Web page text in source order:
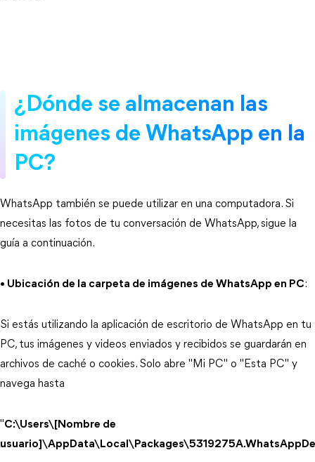
¿Dónde se almacenan las
imágenes de WhatsApp en la
PC?
WhatsApp también se puede utilizar en una computadora. Si
necesitas las fotos de tu conversación de WhatsApp, sigue la
guía a continuación.
• Ubicación de la carpeta de imágenes de WhatsApp en PC:
Si estás utilizando la aplicación de escritorio de WhatsApp en tu
PC, tus imágenes y videos enviados y recibidos se guardarán en
archivos de caché o cookies. Solo abre "Mi PC" o "Esta PC" y
navega hasta
"C:\Users\[Nombre de